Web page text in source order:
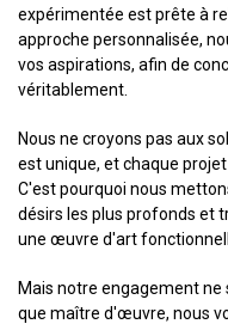
expérimentée est prête à
approche personnalisée,
vos aspirations, afin de
véritablement.
Nous ne croyons pas aux
est unique, et chaque
C'est pourquoi nous
désirs les plus profonds et
une œuvre d'art
Mais notre engagement ne
que maître d'œuvre, nous